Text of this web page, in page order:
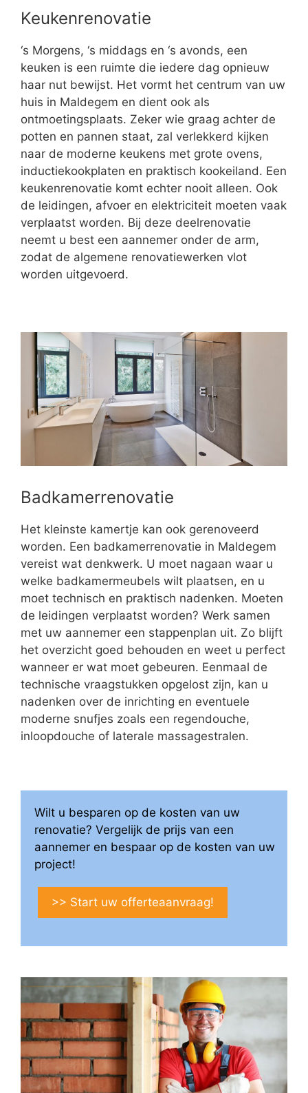
Keukenrenovatie
‘s Morgens, ‘s middags en ‘s avonds, een
keuken is een ruimte die iedere dag opnieuw
haar nut bewijst. Het vormt het centrum van uw
huis in Maldegem en dient ook als
ontmoetingsplaats. Zeker wie graag achter de
potten en pannen staat, zal verlekkerd kijken
naar de moderne keukens met grote ovens,
inductiekookplaten en praktisch kookeiland. Een
keukenrenovatie komt echter nooit alleen. Ook
de leidingen, afvoer en elektriciteit moeten vaak
verplaatst worden. Bij deze deelrenovatie
neemt u best een aannemer onder de arm,
zodat de algemene renovatiewerken vlot
worden uitgevoerd.
Badkamerrenovatie
Het kleinste kamertje kan ook gerenoveerd
worden. Een badkamerrenovatie in Maldegem
vereist wat denkwerk. U moet nagaan waar u
welke badkamermeubels wilt plaatsen, en u
moet technisch en praktisch nadenken. Moeten
de leidingen verplaatst worden? Werk samen
met uw aannemer een stappenplan uit. Zo blijft
het overzicht goed behouden en weet u perfect
wanneer er wat moet gebeuren. Eenmaal de
technische vraagstukken opgelost zijn, kan u
nadenken over de inrichting en eventuele
moderne snufjes zoals een regendouche,
inloopdouche of laterale massagestralen.
Wilt u besparen op de kosten van uw
renovatie? Vergelijk de prijs van een
aannemer en bespaar op de kosten van uw
project!
>> Start uw offerteaanvraag!